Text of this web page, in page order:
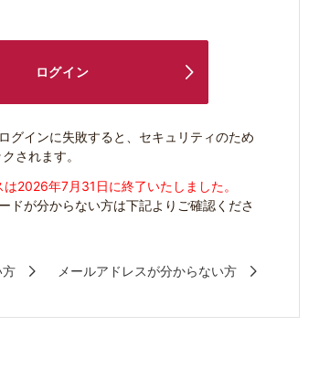
ログイン
グインに失敗すると、セキュリティのため
されます。
2026年7月31日に終了いたしました。
ドが分からない方は下記よりご確認くださ
方 メールアドレスが分からない方